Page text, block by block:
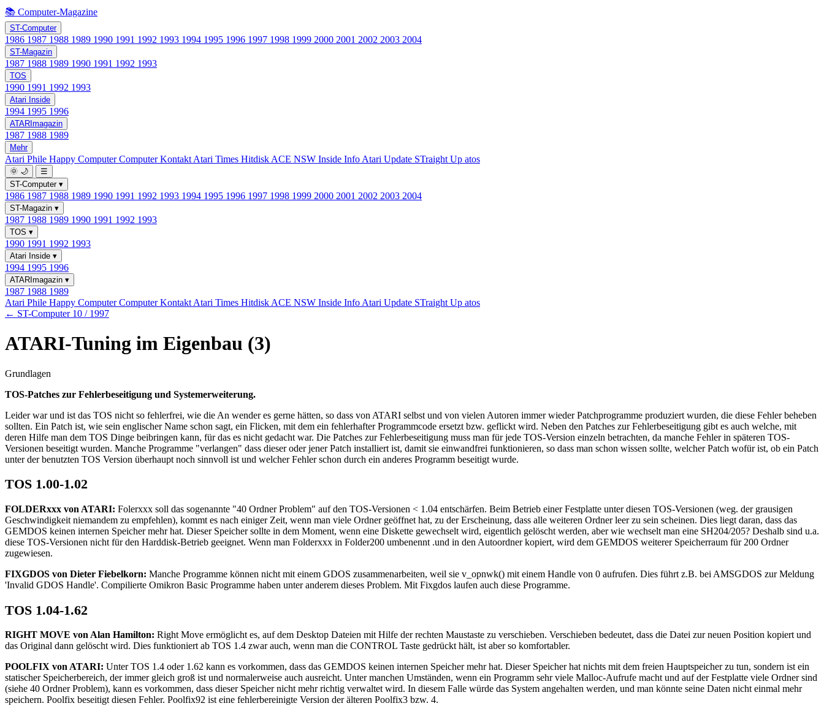
📚 Computer-Magazine
ST-Computer
1986 1987 1988 1989 1990 1991 1992 1993 1994 1995 1996 1997 1998 1999 2000 2001 2002 2003 2004
ST-Magazin
1987 1988 1989 1990 1991 1992 1993
TOS
1990 1991 1992 1993
Atari Inside
1994 1995 1996
ATARImagazin
1987 1988 1989
Mehr
Atari Phile Happy ComputerComputer Kontakt Atari Times Hitdisk ACE NSW Inside Info Atari Update STraight Up atos
🌞 🌙
☰
ST-Computer ▾
1986 1987 1988 1989 1990 1991 1992 1993 1994 1995 1996 1997 1998 1999 2000 2001 2002 2003 2004
ST-Magazin ▾
1987 1988 1989 1990 1991 1992 1993
TOS ▾
1990 1991 1992 1993
Atari Inside ▾
1994 1995 1996
ATARImagazin ▾
1987 1988 1989
Atari Phile Happy ComputerComputer Kontakt Atari Times Hitdisk ACE NSW Inside Info Atari Update STraight Up atos
← ST-Computer 10 / 1997
ATARI-Tuning im Eigenbau (3)
Grundlagen
TOS-Patches zur Fehlerbeseitigung und Systemerweiterung.
Leider war und ist das TOS nicht so fehlerfrei, wie die An wender es gerne hätten, so dass von ATARI selbst und von vielen Autoren immer wieder Patchprogramme produziert wurden, die diese Fehler beheben
sollten. Ein Patch ist, wie sein englischer Name schon sagt, ein Flicken, mit dem ein fehlerhafter Programmcode ersetzt bzw. geflickt wird. Neben den Patches zur Fehlerbeseitigung gibt es auch welche, mit
deren Hilfe man dem TOS Dinge beibringen kann, für das es nicht gedacht war. Die Patches zur Fehlerbeseitigung muss man für jede TOS-Version einzeln betrachten, da manche Fehler in späteren TOS-
Versionen beseitigt wurden. Manche Programme "verlangen" dass dieser oder jener Patch installiert ist, damit sie einwandfrei funktionieren, so dass man schon wissen sollte, welcher Patch wofür ist, ob ein Patch
unter der benutzten TOS Version überhaupt noch sinnvoll ist und welcher Fehler schon durch ein anderes Programm beseitigt wurde.
TOS 1.00-1.02
FOLDERxxx von ATARI: Folerxxx soll das sogenannte "40 Ordner Problem" auf den TOS-Versionen < 1.04 entschärfen. Beim Betrieb einer Festplatte unter diesen TOS-Versionen (weg. der grausigen
Geschwindigkeit niemandem zu empfehlen), kommt es nach einiger Zeit, wenn man viele Ordner geöffnet hat, zu der Erscheinung, dass alle weiteren Ordner leer zu sein scheinen. Dies liegt daran, dass das
GEMDOS keinen internen Speicher mehr hat. Dieser Speicher sollte in dem Moment, wenn eine Diskette gewechselt wird, eigentlich gelöscht werden, aber wie wechselt man eine SH204/205? Deshalb sind u.a.
diese TOS-Versionen nicht für den Harddisk-Betrieb geeignet. Wenn man Folderxxx in Folder200 umbenennt .und in den Autoordner kopiert, wird dem GEMDOS weiterer Speicherraum für 200 Ordner
zugewiesen.
FIXGDOS von Dieter Fiebelkorn: Manche Programme können nicht mit einem GDOS zusammenarbeiten, weil sie v_opnwk() mit einem Handle von 0 aufrufen. Dies führt z.B. bei AMSGDOS zur Meldung
'Invalid GDOS Handle'. Compilierte Omikron Basic Programme haben unter anderem dieses Problem. Mit Fixgdos laufen auch diese Programme.
TOS 1.04-1.62
RIGHT MOVE von Alan Hamilton: Right Move ermöglicht es, auf dem Desktop Dateien mit Hilfe der rechten Maustaste zu verschieben. Verschieben bedeutet, dass die Datei zur neuen Position kopiert und
das Original dann gelöscht wird. Dies funktioniert ab TOS 1.4 zwar auch, wenn man die CONTROL Taste gedrückt hält, ist aber so komfortabler.
POOLFIX von ATARI: Unter TOS 1.4 oder 1.62 kann es vorkommen, dass das GEMDOS keinen internen Speicher mehr hat. Dieser Speicher hat nichts mit dem freien Hauptspeicher zu tun, sondern ist ein
statischer Speicherbereich, der immer gleich groß ist und normalerweise auch ausreicht. Unter manchen Umständen, wenn ein Programm sehr viele Malloc-Aufrufe macht und auf der Festplatte viele Ordner sind
(siehe 40 Ordner Problem), kann es vorkommen, dass dieser Speicher nicht mehr richtig verwaltet wird. In diesem Falle würde das System angehalten werden, und man könnte seine Daten nicht einmal mehr
speichern. Poolfix beseitigt diesen Fehler. Poolfix92 ist eine fehlerbereinigte Version der älteren Poolfix3 bzw. 4.